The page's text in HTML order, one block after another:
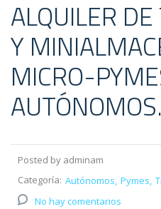
ALQUILER
Y
MICRO-
AUTÓNOMOS.
Posted by adminam
Categoría: Autónomos Pymes
No hay comentarios